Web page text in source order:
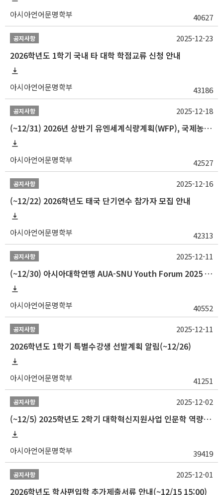
아시아언어문명학부 40627
공지사항
2026학년도 1학기 국내 타 대학 학점교류 신청 안내
아시아언어문명학부 43186
2025-12-23
공지사항
(~12/31) 2026년 상반기 유엔세계식량계획(WFP), 국제농업개발기금(IFAD) 및 유엔아동기금(UNICEF) 인턴십 프로그램 참가자 모집
아시아언어문명학부 42527
2025-12-18
공지사항
(~12/22) 2026학년도 태국 단기연수 참가자 모집 안내
아시아언어문명학부 42313
2025-12-16
공지사항
(~12/30) 아시아대학연맹 AUA-SNU Youth Forum 2025 참가자 선발 안내
아시아언어문명학부 40552
2025-12-11
공지사항
2026학년도 1학기 특별수강생 선발계획 알림(~12/26)
아시아언어문명학부 41251
2025-12-11
공지사항
(~12/5) 2025학년도 2학기 대학혁신지원사업 인문학 역량강화 국제학술대회 참가 경비 지원 안내(2차)
아시아언어문명학부 39419
2025-12-02
공지사항
2026학년도 학사편입학 추가제출서류 안내(~12/15 15:00)
2025-12-01